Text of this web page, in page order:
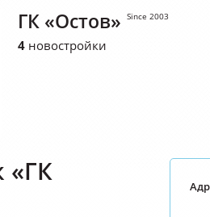
ГК «Остов» Since 2003
4 новостройки
«ГК